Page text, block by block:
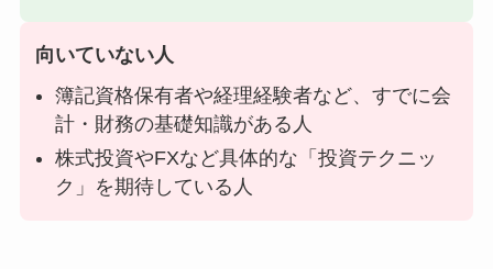
向いていない人
簿記資格保有者や経理経験者など、すでに会
計・財務の基礎知識がある人
株式投資やFXなど具体的な「投資テクニッ
ク」を期待している人